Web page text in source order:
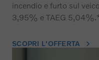
incendio e furto sul
3,95% e TAEG
SCOPRI L'OFFERTA